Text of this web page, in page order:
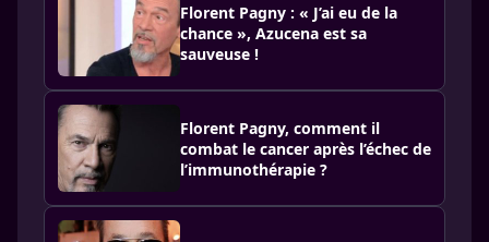
Florent Pagny : « J’ai eu de la
chance », Azucena est sa
sauveuse !
Florent Pagny, comment il
combat le cancer après l’échec de
l’immunothérapie ?